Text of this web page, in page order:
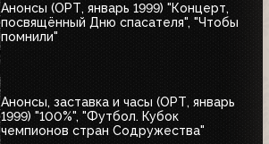
Анонсы (ОРТ, январь 1999) "Концерт,
посвящённый Дню спасателя", "Чтобы
помнили"
Анонсы, заставка и часы (ОРТ, январь
1999) "100%", "Футбол. Кубок
чемпионов стран Содружества"